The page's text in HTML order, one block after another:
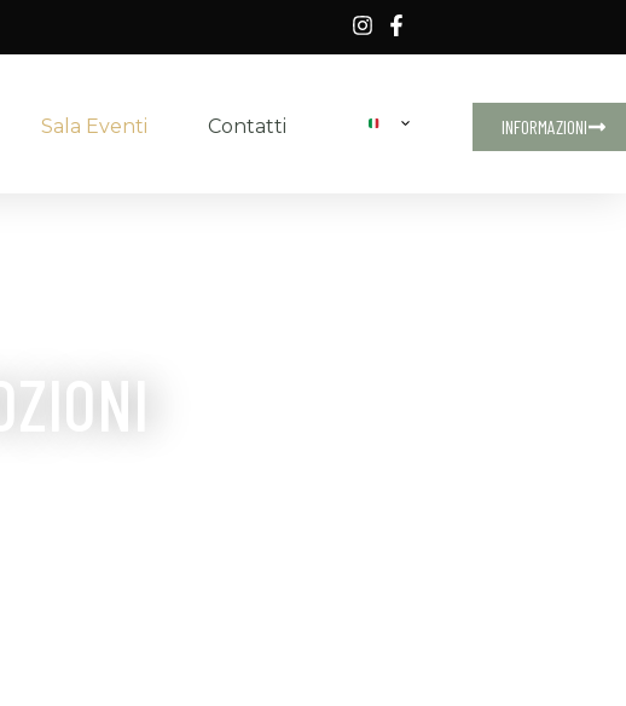
Sala Eventi Contatti INFORMAZIONI